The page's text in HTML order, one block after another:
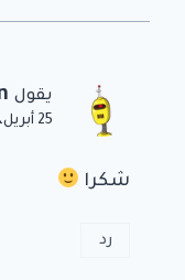
يقول
25 أبريل، 2019 الساعة 11:00 م
شكرا
رد